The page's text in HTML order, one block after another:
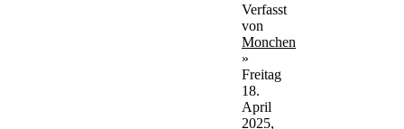
Verfasst
von
Monchen
»
Freitag
18.
April
2025,